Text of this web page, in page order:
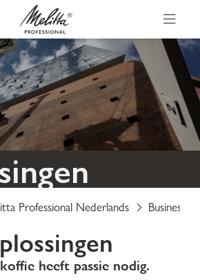
Professional Nederlands Business
heeft passie nodig.